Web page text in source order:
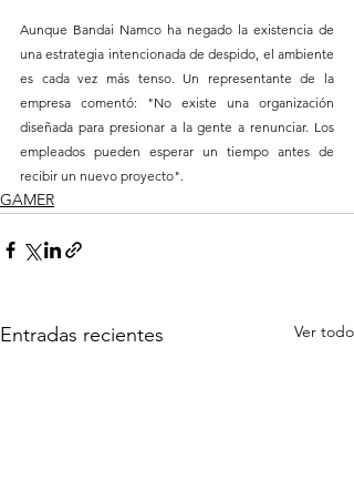
Aunque Bandai Namco ha negado la existencia de
una estrategia intencionada de despido, el ambiente
es cada vez más tenso. Un representante de la
empresa comentó: "No existe una organización
diseñada para presionar a la gente a renunciar. Los
empleados pueden esperar un tiempo antes de
recibir un nuevo proyecto".
GAMER
Entradas recientes Ver todo